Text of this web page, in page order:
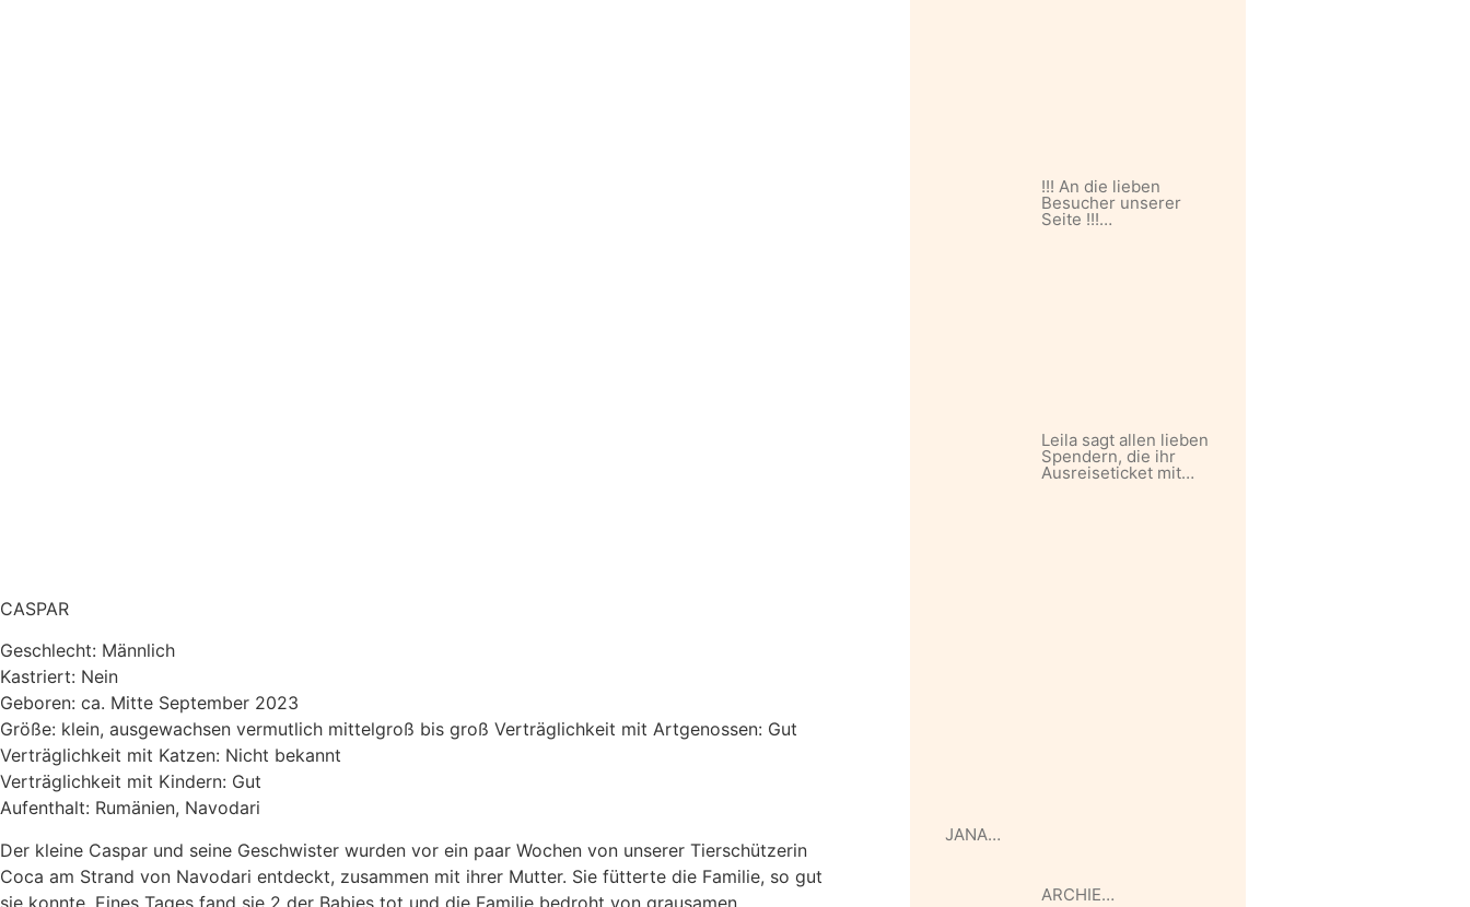
CASPAR
Geschlecht: Männlich
Kastriert: Nein
Geboren: ca. Mitte September 2023
Größe: klein, ausgewachsen vermutlich mittelgroß bis groß Verträglichkeit mit Artgenossen: Gut
Verträglichkeit mit Katzen: Nicht bekannt
Verträglichkeit mit Kindern: Gut
Aufenthalt: Rumänien, Navodari
Der kleine Caspar und seine Geschwister wurden vor ein paar Wochen von unserer Tierschützerin
Coca am Strand von Navodari entdeckt, zusammen mit ihrer Mutter. Sie fütterte die Familie, so gut
sie konnte. Eines Tages fand sie 2 der Babies tot und die Familie bedroht von grausamen
!!! An die lieben
Besucher unserer
Seite !!!…
Leila sagt allen lieben
Spendern, die ihr
Ausreiseticket mit…
JANA…
ARCHIE…